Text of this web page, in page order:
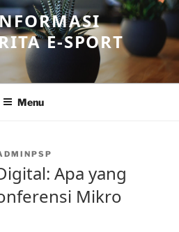
E-SPORT
Menu
Apa yang
Mikro